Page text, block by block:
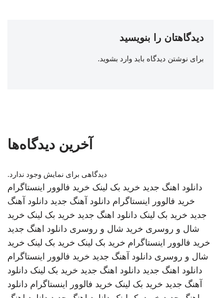
دیدگاهتان را بنویسید
برای نوشتن دیدگاه باید وارد بشوید.
آخرین دیدگاه‌ها
دیدگاهی برای نمایش وجود ندارد.
دانلود اهنگ جدید خرید بک لینک خرید فالوور اینستاگرام
خرید فالوور اینستاگرام دانلود آهنگ جدید دانلود آهنگ
جدید خرید بک لینک دانلود اهنگ جدید خرید بک لینک خرید
شال و روسری خرید شال و روسری دانلود اهنگ جدید
خرید فالوور اینستاگرام خرید بک لینک خرید بک لینک خرید
شال و روسری دانلود آهنگ جدید خرید فالوور اینستاگرام
دانلود اهنگ جدید دانلود اهنگ جدید خرید بک لینک دانلود
آهنگ جدید خرید بک لینک خرید فالوور اینستاگرام دانلود